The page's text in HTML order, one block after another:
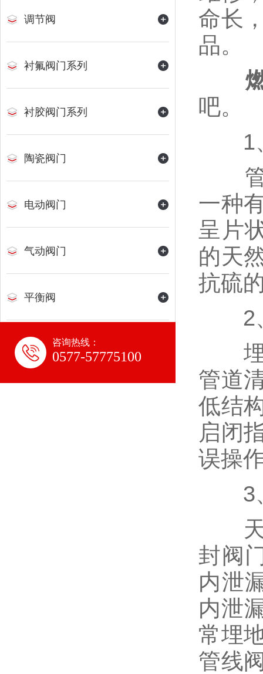
调节阀
衬氟阀门系列
衬胶阀门系列
陶瓷阀门
电动阀门
气动阀门
平衡阀
水力控制阀
咨询热线：
0577-57775100
命长
品。
吧。
1、
管
一种
呈片
的天
抗硫
2、
埋
管道
低结
启闭
误操
3、
天
封阀
内泄
内泄
常埋
管线